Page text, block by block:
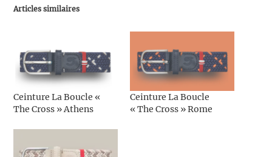
Articles similaires
Ceinture La Boucle «
The Cross » Athens
Ceinture La Boucle
« The Cross » Rome